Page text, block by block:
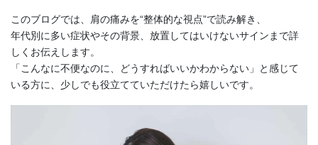
このブログでは、肩の痛みを“整体的な視点”で読み解き、
年代別に多い症状やその背景、放置してはいけないサインまで詳
しくお伝えします。
「こんなに不便なのに、どうすればいいかわからない」と感じて
いる方に、少しでも役立てていただけたら嬉しいです。